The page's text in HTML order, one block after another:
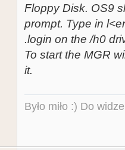
Floppy Disk. OS9
prompt. Type in
.login on the /h0
To start the MGR
it.
Było miło :) Do